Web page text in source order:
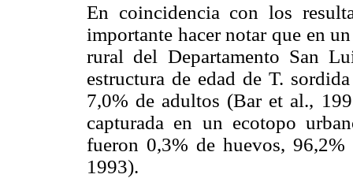
En coincidencia con los
importante hacer notar que en
rural del Departamento San
estructura de edad de T.
7,0% de adultos (Bar et al.,
capturada en un ecotopo
fueron 0,3% de huevos,
1993).